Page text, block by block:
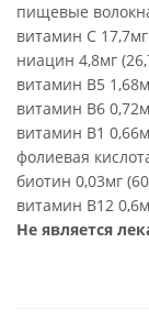
пищевые
витамин С
ниацин 4,8мг
витамин В5
витамин В6
витамин В1
фолиевая
биотин 0,03мг
витамин В12
Не является